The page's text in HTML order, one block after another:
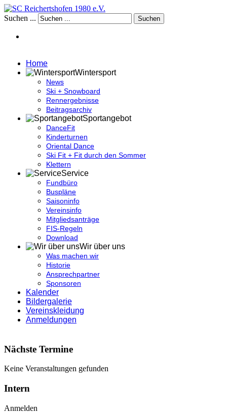
Suchen ... Suchen
Home
Wintersport
News
Ski + Snowboard
Rennergebnisse
Beitragsarchiv
Sportangebot
DanceFit
Kinderturnen
Oriental Dance
Ski Fit + Fit durch den Sommer
Klettern
Service
Fundbüro
Buspläne
Saisoninfo
Vereinsinfo
Mitgliedsanträge
FIS-Regeln
Download
Wir über uns
Was machen wir
Historie
Ansprechpartner
Sponsoren
Kalender
Bildergalerie
Vereinskleidung
Anmeldungen
Nächste Termine
Keine Veranstaltungen gefunden
Intern
Anmelden